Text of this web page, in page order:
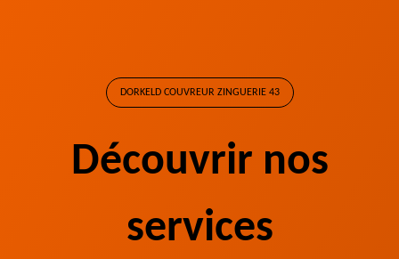
DORKELD COUVREUR ZINGUERIE 43
Découvrir nos
services